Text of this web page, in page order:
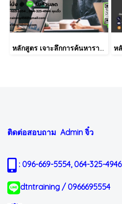
หลักสูตร เจาะลึกการค้นหารากเหง้าของปัญหาให้ตรงจุดตรงประเด็น (Root Cause Analysis Skill in action)
ติดต่อสอบถาม Admin จิ๋ว
: 096-669-5554, 064-325-4946
dtntraining / 0966695554